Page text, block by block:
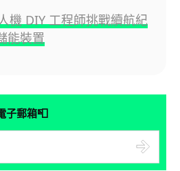
機 DIY 工程師挑戰續航紀
能裝置
子郵箱📮